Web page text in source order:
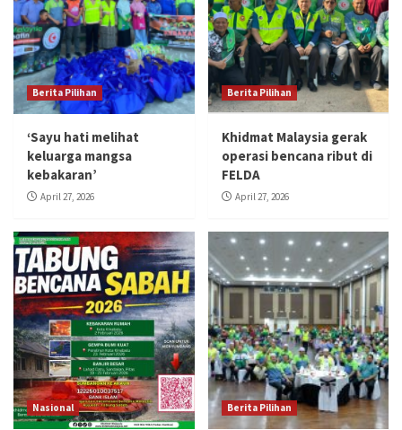
Berita Pilihan
‘Sayu hati melihat
keluarga mangsa
kebakaran’
April 27, 2026
Berita Pilihan
Khidmat Malaysia gerak
operasi bencana ribut di
FELDA
April 27, 2026
Nasional Berita Pilihan